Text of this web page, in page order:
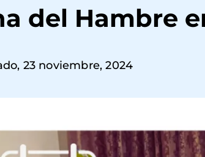
del Hambre
23 noviembre, 2024